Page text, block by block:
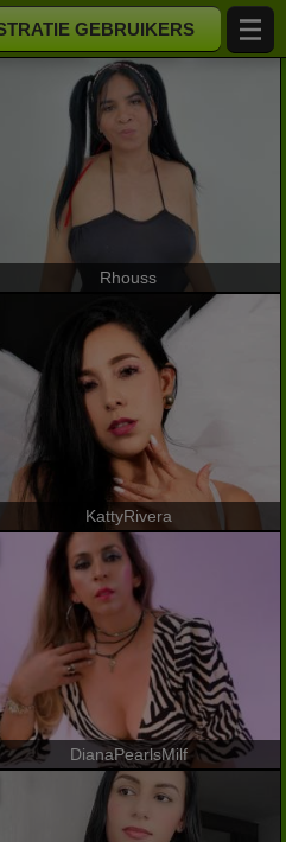
GEBRUIKERS
Rhouss
KattyRivera
DianaPearlsMilf